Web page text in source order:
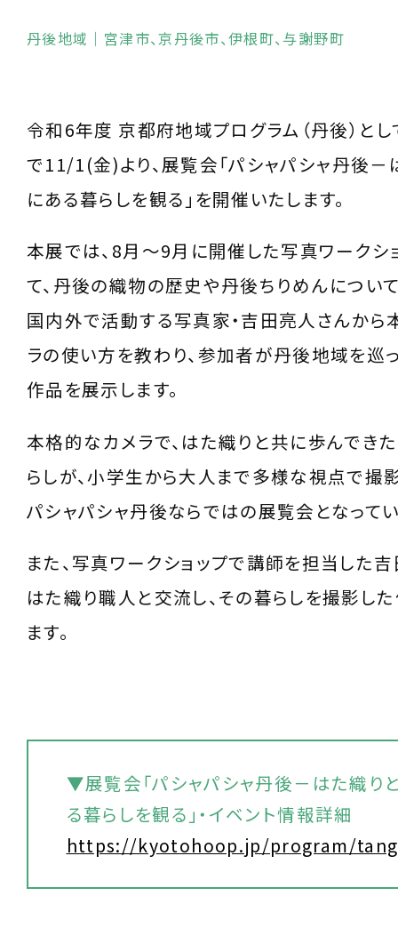
丹後地域 ｜宮津市、京丹後市、伊根町、与謝野町
令和6年度 京都府地域プログラム（丹後）とし
で11/1(金)より、展覧会「パシャパシャ丹後
にある暮らしを観る」を開催いたします。
本展では、8月～9月に開催した写真ワークシ
て、丹後の織物の歴史や丹後ちりめんについ
国内外で活動する写真家・吉田亮人さんから
ラの使い方を教わり、参加者が丹後地域を巡
作品を展示します。
本格的なカメラで、はた織りと共に歩んでき
らしが、小学生から大人まで多様な視点で撮
パシャパシャ丹後ならではの展覧会となってい
また、写真ワークショップで講師を担当した
はた織り職人と交流し、その暮らしを撮影し
ます。
▼展覧会「パシャパシャ丹後－はた織り
る暮らしを観る」・イベント情報詳細
https://kyotohoop.jp/program/